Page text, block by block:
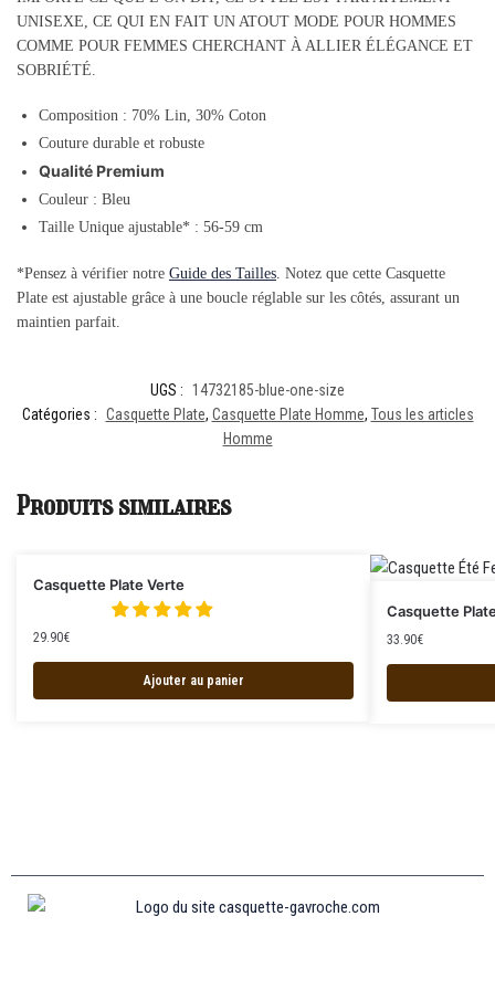
UNISEXE, CE QUI EN FAIT UN ATOUT MODE POUR HOMMES
COMME POUR FEMMES CHERCHANT À ALLIER ÉLÉGANCE ET
SOBRIÉTÉ.
Composition : 70% Lin, 30% Coton
Couture durable et robuste
Qualité Premium
Couleur : Bleu
Taille Unique ajustable* : 56-59 cm
*Pensez à vérifier notre Guide des Tailles . Notez que cette Casquette
Plate est ajustable grâce à une boucle réglable sur les côtés, assurant un
maintien parfait.
UGS :
14732185-blue-one-size
Catégories : Casquette Plate, Casquette Plate Homme, Tous les articles
Homme
Produits similaires
Casquette Plate Verte
29.90€
Ajouter au panier
Casquette
33.90€